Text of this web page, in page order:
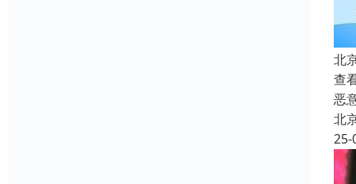
北
查
恶
北
25-